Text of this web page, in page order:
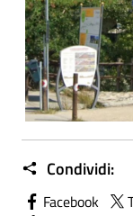
Condividi:
Facebook